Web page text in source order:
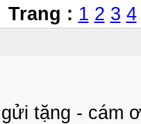
Trang : 1 2 3 4
tặng - cám